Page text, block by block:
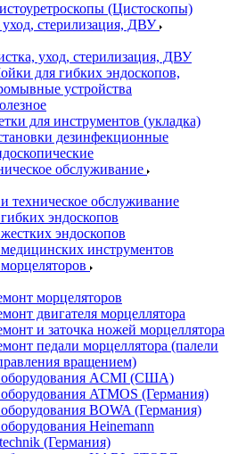
(Цистоскопы)
уход, стерилизация, ДВУ
уход, стерилизация, ДВУ
для гибких эндоскопов,
устройства
для инструментов (укладка)
дезинфекционные
обслуживание
техническое обслуживание
эндоскопов
эндоскопов
инструментов
морцеляторов
двигателя морцеллятора
и заточка ножей морцеллятора
педали морцеллятора (палели
вращением)
оборудования ACMI (США)
ATMOS (Германия)
BOWA (Германия)
Heinemann
(Германия)